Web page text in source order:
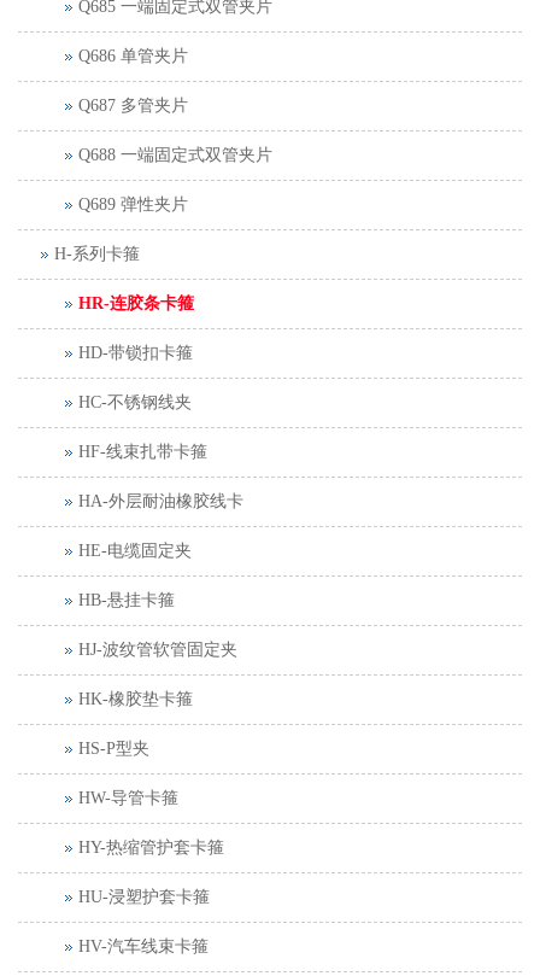
Q685 一端固定式双管夹片
Q686 单管夹片
Q687 多管夹片
Q688 一端固定式双管夹片
Q689 弹性夹片
H-系列卡箍
HR-连胶条卡箍
HD-带锁扣卡箍
HC-不锈钢线夹
HF-线束扎带卡箍
HA-外层耐油橡胶线卡
HE-电缆固定夹
HB-悬挂卡箍
HJ-波纹管软管固定夹
HK-橡胶垫卡箍
HS-P型夹
HW-导管卡箍
HY-热缩管护套卡箍
HU-浸塑护套卡箍
HV-汽车线束卡箍